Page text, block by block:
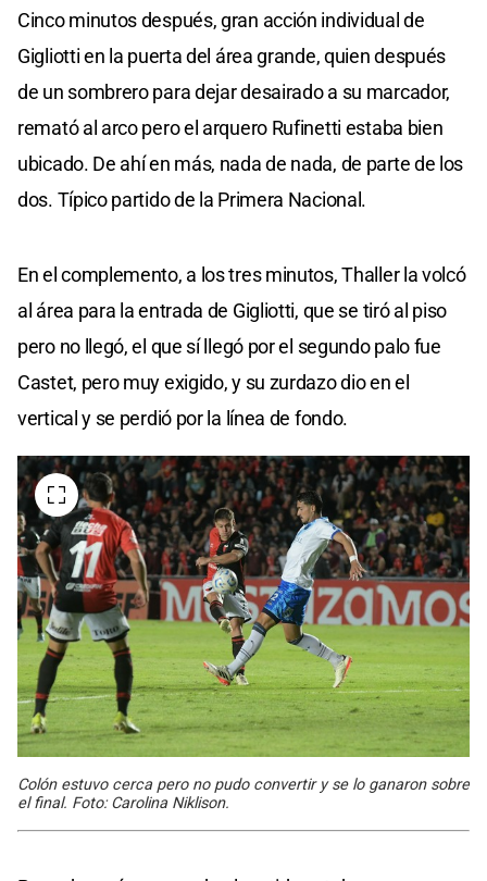
Cinco minutos después, gran acción individual de
Gigliotti en la puerta del área grande, quien después
de un sombrero para dejar desairado a su marcador,
remató al arco pero el arquero Rufinetti estaba bien
ubicado. De ahí en más, nada de nada, de parte de los
dos. Típico partido de la Primera Nacional.
En el complemento, a los tres minutos, Thaller la volcó
al área para la entrada de Gigliotti, que se tiró al piso
pero no llegó, el que sí llegó por el segundo palo fue
Castet, pero muy exigido, y su zurdazo dio en el
vertical y se perdió por la línea de fondo.
Colón estuvo cerca pero no pudo convertir y se lo ganaron sobre
el final. Foto: Carolina Niklison.